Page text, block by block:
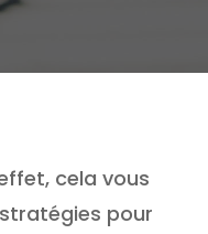
cela vous
pour